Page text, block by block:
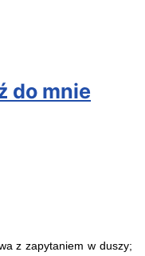
do mnie
z zapytaniem w duszy;